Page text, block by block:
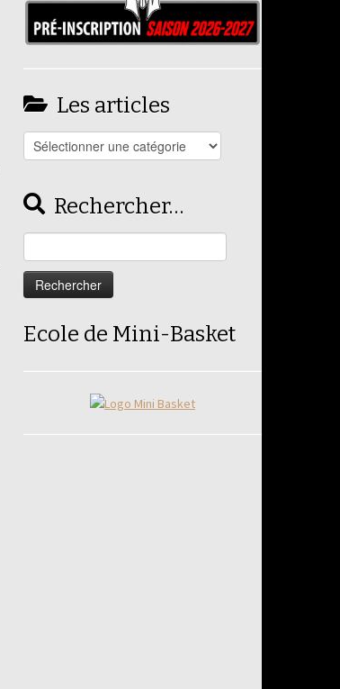
Les articles
Les
articles
Rechercher…
Ecole de Mini-Basket